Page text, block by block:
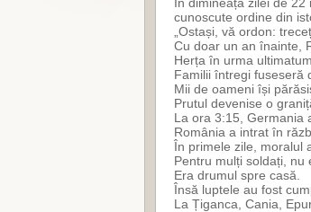
cunoscute ordine din
„Ostași, vă ordon:
Cu doar un an înainte,
Herța în urma
Familii întregi fuseseră
Mii de oameni își
Prutul devenise o
La ora 3:15, Germania
România a intrat în
În primele zile, moralul
Pentru mulți soldați, nu
Era drumul spre casă.
Însă luptele au fost
La Țiganca, Cania,